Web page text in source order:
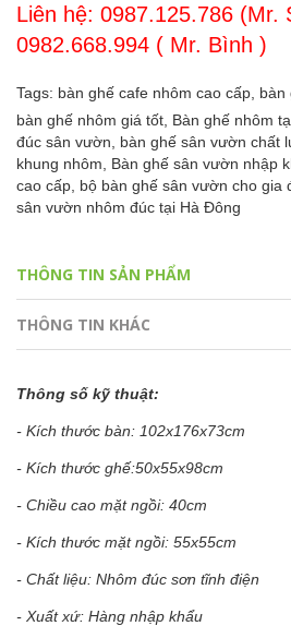
Liên hệ: 0987.125.786 (Mr.
0982.668.994 ( Mr. Bình )
Tags: bàn ghế cafe nhôm cao cấp, bàn
bàn ghế nhôm giá tốt, Bàn ghế nhôm
đúc sân vườn, bàn ghế sân vườn chất
khung nhôm, Bàn ghế sân vườn nhập
cao cấp, bộ bàn ghế sân vườn cho gia
sân vườn nhôm đúc tại Hà Đông
THÔNG TIN SẢN PHẨM
THÔNG TIN KHÁC
Thông số kỹ thuật:
- Kích thước bàn: 102x176x73cm
- Kích thước ghế:50x55x98cm
- Chiều cao mặt ngồi: 40cm
- Kích thước mặt ngồi: 55x55cm
- Chất liệu: Nhôm đúc sơn tĩnh điện
- Xuất xứ: Hàng nhập khẩu